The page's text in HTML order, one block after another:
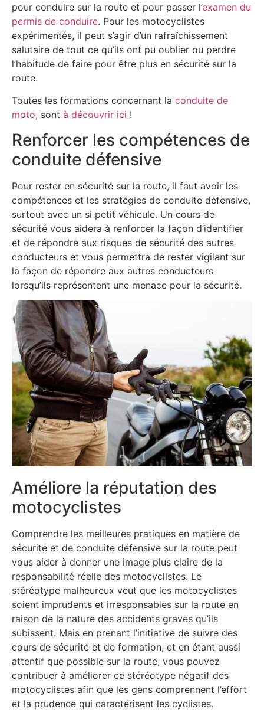
pour conduire sur la route et pour passer l’examen du
permis de conduire. Pour les motocyclistes
expérimentés, il peut s’agir d’un rafraîchissement
salutaire de tout ce qu’ils ont pu oublier ou perdre
l’habitude de faire pour être plus en sécurité sur la
route.
Toutes les formations concernant la conduite de
moto, sont à découvrir ici !
Renforcer les compétences de
conduite défensive
Pour rester en sécurité sur la route, il faut avoir les
compétences et les stratégies de conduite défensive,
surtout avec un si petit véhicule. Un cours de
sécurité vous aidera à renforcer la façon d’identifier
et de répondre aux risques de sécurité des autres
conducteurs et vous permettra de rester vigilant sur
la façon de répondre aux autres conducteurs
lorsqu’ils représentent une menace pour la sécurité.
Améliore la réputation des
motocyclistes
Comprendre les meilleures pratiques en matière de
sécurité et de conduite défensive sur la route peut
vous aider à donner une image plus claire de la
responsabilité réelle des motocyclistes. Le
stéréotype malheureux veut que les motocyclistes
soient imprudents et irresponsables sur la route en
raison de la nature des accidents graves qu’ils
subissent. Mais en prenant l’initiative de suivre des
cours de sécurité et de formation, et en étant aussi
attentif que possible sur la route, vous pouvez
contribuer à améliorer ce stéréotype négatif des
motocyclistes afin que les gens comprennent l’effort
et la prudence qui caractérisent les cyclistes.